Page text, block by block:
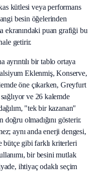
kütlesi veya performans
besin öğelerinden
ekranındaki puan grafiği bu
getirir.
ayrıntılı bir tablo ortaya
Eklenmiş, Konserve,
öne çıkarken, Greyfurt
ve 26 kalemde
"tek bir kazanan"
doğru olmadığını gösterir.
aynı anda enerji dengesi,
gibi farklı kriterleri
bir besini mutlak
ihtiyaç odaklı seçim